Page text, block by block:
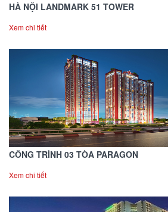
HÀ NỘI LANDMARK 51 TOWER
Xem chi tiết
CÔNG TRÌNH 03 TÒA PARAGON
Xem chi tiết